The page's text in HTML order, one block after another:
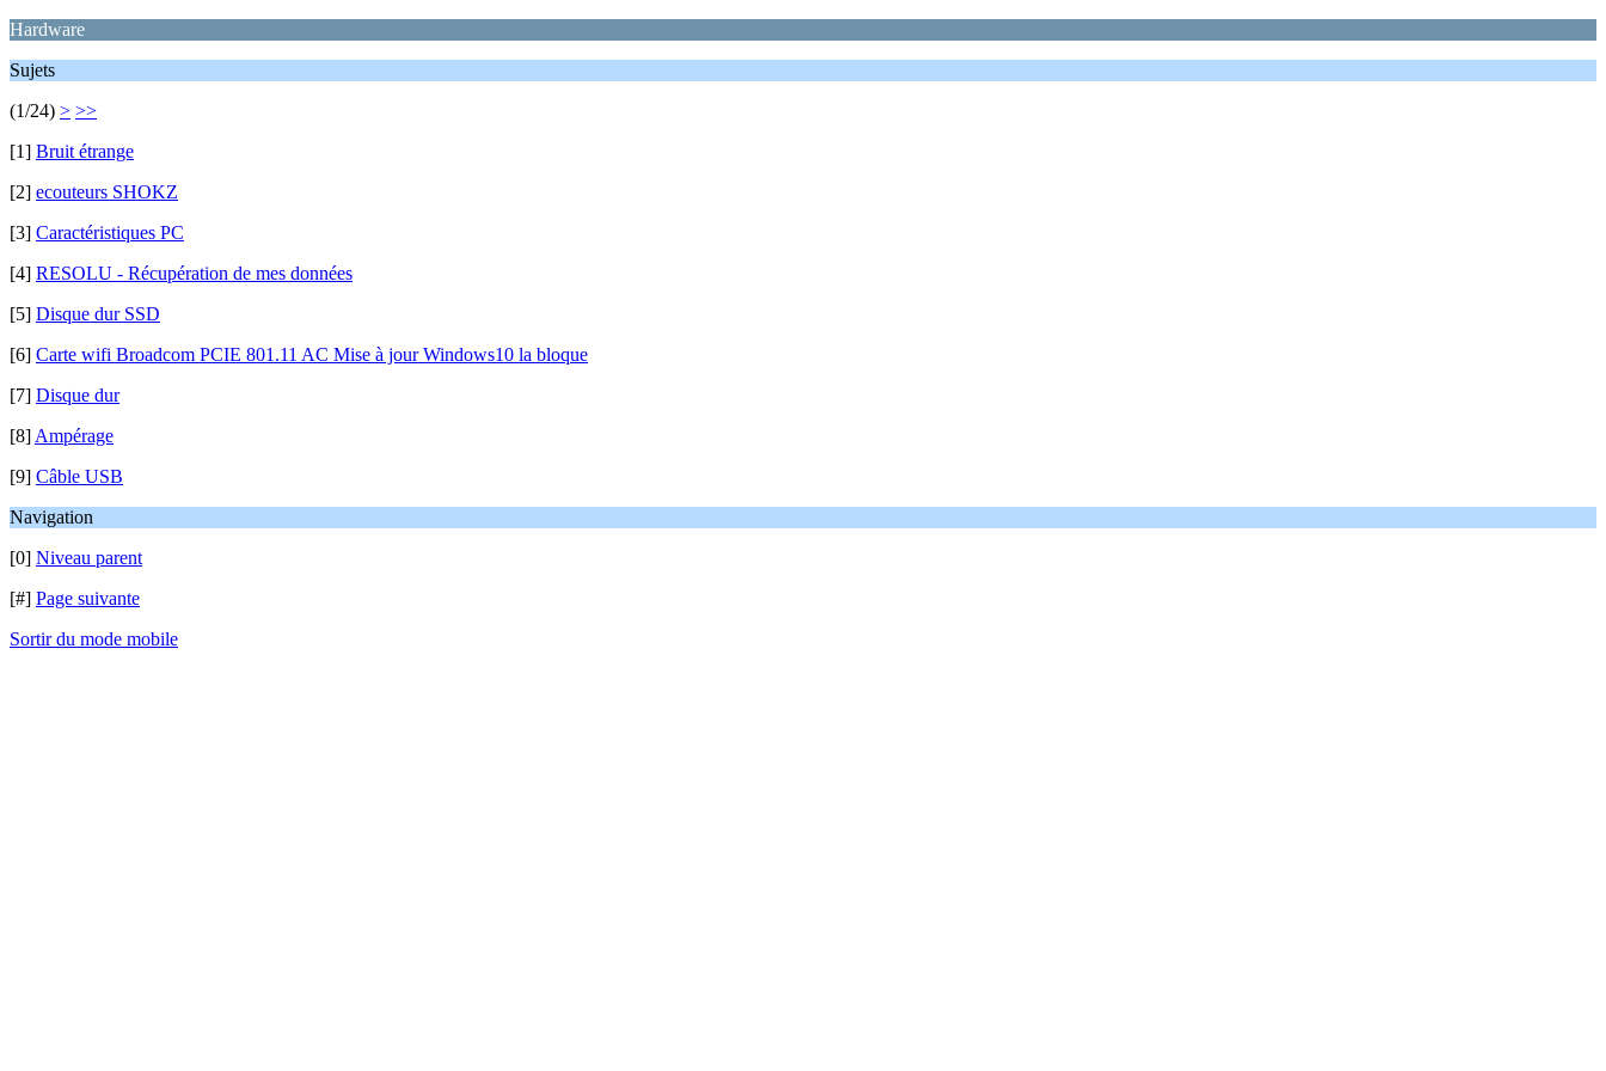
Hardware
Sujets
(1/24) > >>
[1] Bruit étrange
[2] ecouteurs SHOKZ
[3] Caractéristiques PC
[4] RESOLU - Récupération de mes données
[5] Disque dur SSD
[6] Carte wifi Broadcom PCIE 801.11 AC Mise à jour Windows10 la bloque
[7] Disque dur
[8] Ampérage
[9] Câble USB
Navigation
[0] Niveau parent
[#] Page suivante
Sortir du mode mobile